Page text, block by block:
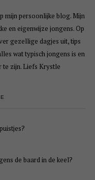
mijn persoonlijke blog. Mijn
en eigenwijze jongens. Op
gezellige dagjes uit, tips
wat typisch jongens is en
te zijn. Liefs Krystle
de baard in de keel?